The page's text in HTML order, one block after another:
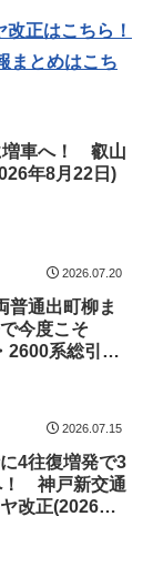
正はこちら！
まとめはこち
増車へ！ 叡山
年8月22日)
2026.07.20
普通出町柳ま
今度こそ
2600系総引退
2026.07.15
4往復増発で3
！ 神戸新交通
改正(2026年4